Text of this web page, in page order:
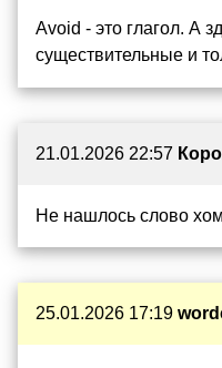
Avoid - это глагол. А
существительные и
21.01.2026 22:57
Не нашлось слово
25.01.2026 17:19